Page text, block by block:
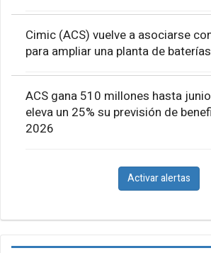
Cimic (ACS) vuelve a asociarse
para ampliar una planta de
ACS gana 510 millones hasta
eleva un 25% su previsión de
2026
Activar alertas